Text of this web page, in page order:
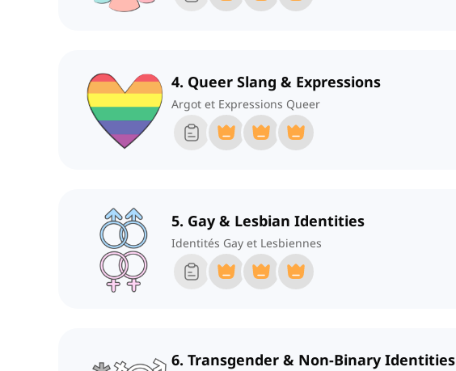
4. Queer Slang & Expressions
Argot et Expressions Queer
5. Gay & Lesbian Identities
Identités Gay et Lesbiennes
6. Transgender & Non-Binary Identities